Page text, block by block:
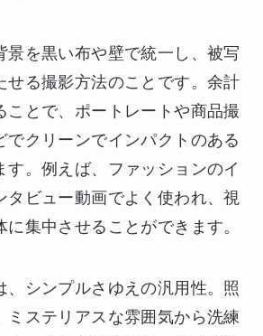
景を黒い布や壁で統一し、被写
せる撮影方法のことです。余計
ことで、ポートレートや商品撮
でクリーンでインパクトのある
す。例えば、ファッションのイ
タビュー動画でよく使われ、視
集中させることができます。
、シンプルさゆえの汎用性。照
ミステリアスな雰囲気から洗練